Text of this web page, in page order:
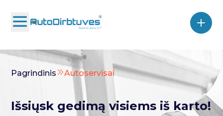
Pagrindinis Autoservisai
Išsiųsk gedimą visiems iš karto!